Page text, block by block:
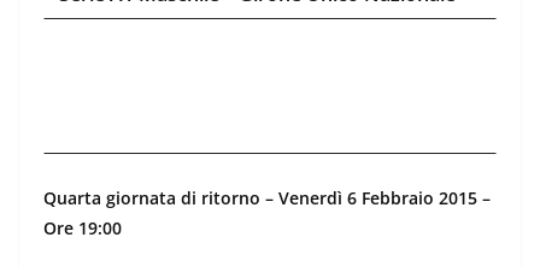
Quarta giornata di ritorno – Venerdì 6 Febbraio 2015 –
Ore 19:00